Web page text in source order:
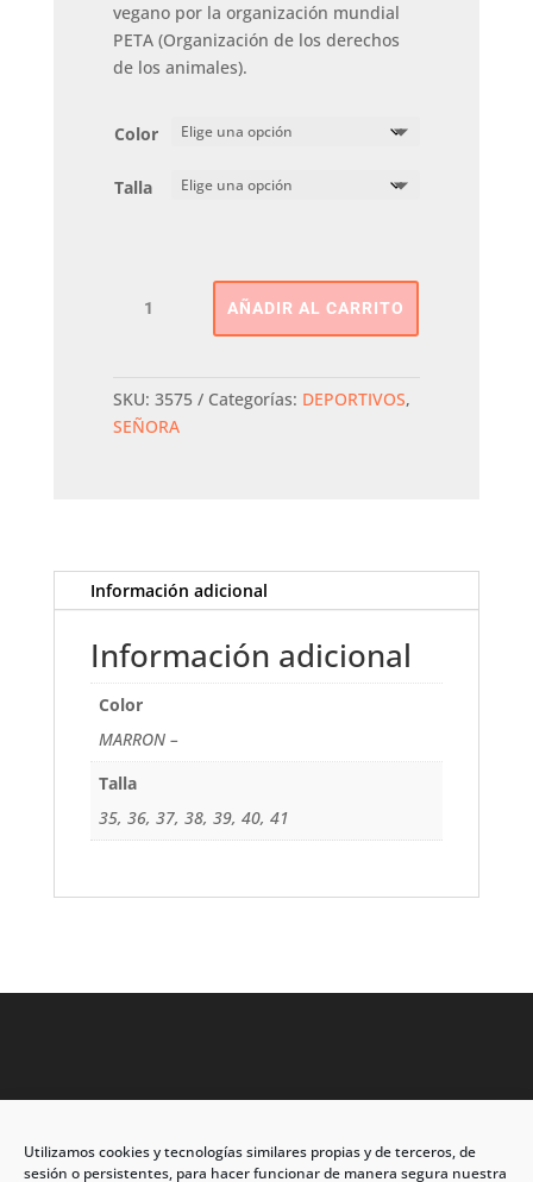
Utilizamos cookies y tecnologías similares propias y de terceros, de
sesión o persistentes, para hacer funcionar de manera segura nuestra
vegano por la organización mundial
PETA (Organización de los derechos
de los animales).
Color
Talla
SERRAJE
AÑADIR AL CARRITO
SKU: 3575 Categorías: DEPORTIVOS,
SEÑORA
Información adicional
Información adicional
Color
MARRON –
Talla
35, 36, 37, 38, 39, 40, 41
Dirección: C/Eleuterio Quintanilla nº67 – Esq. Río de